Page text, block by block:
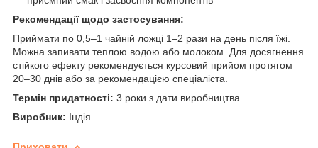
Рекомендації щодо застосування:
Приймати по 0,5–1 чайній ложці 1–2 рази на день після їжі.
Можна запивати теплою водою або молоком. Для досягнення
стійкого ефекту рекомендується курсовий прийом протягом
20–30 днів або за рекомендацією спеціаліста.
Термін придатності: 3 роки з дати виробництва
Виробник: Індія